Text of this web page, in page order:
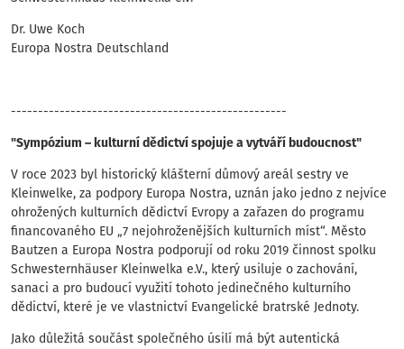
Dr. Uwe Koch
Europa Nostra Deutschland
---------------------------------------------------
"Sympózium – kulturní dědictví spojuje a vytváří budoucnost"
V roce 2023 byl historický klášterní důmový areál sestry ve
Kleinwelke, za podpory Europa Nostra, uznán jako jedno z nejvíce
ohrožených kulturních dědictví Evropy a zařazen do programu
financovaného EU „7 nejohroženějších kulturních míst“. Město
Bautzen a Europa Nostra podporují od roku 2019 činnost spolku
Schwesternhäuser Kleinwelka e.V., který usiluje o zachování,
sanaci a pro budoucí využití tohoto jedinečného kulturního
dědictví, které je ve vlastnictví Evangelické bratrské Jednoty.
Jako důležitá součást společného úsilí má být autentická